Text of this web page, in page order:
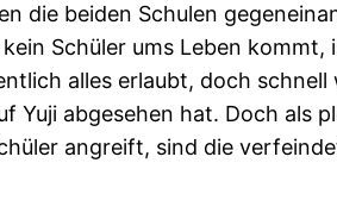
die beiden Schulen
Schüler ums Leben kommt,
alles erlaubt, doch schnell
Yuji abgesehen hat. Doch als
angreift, sind die